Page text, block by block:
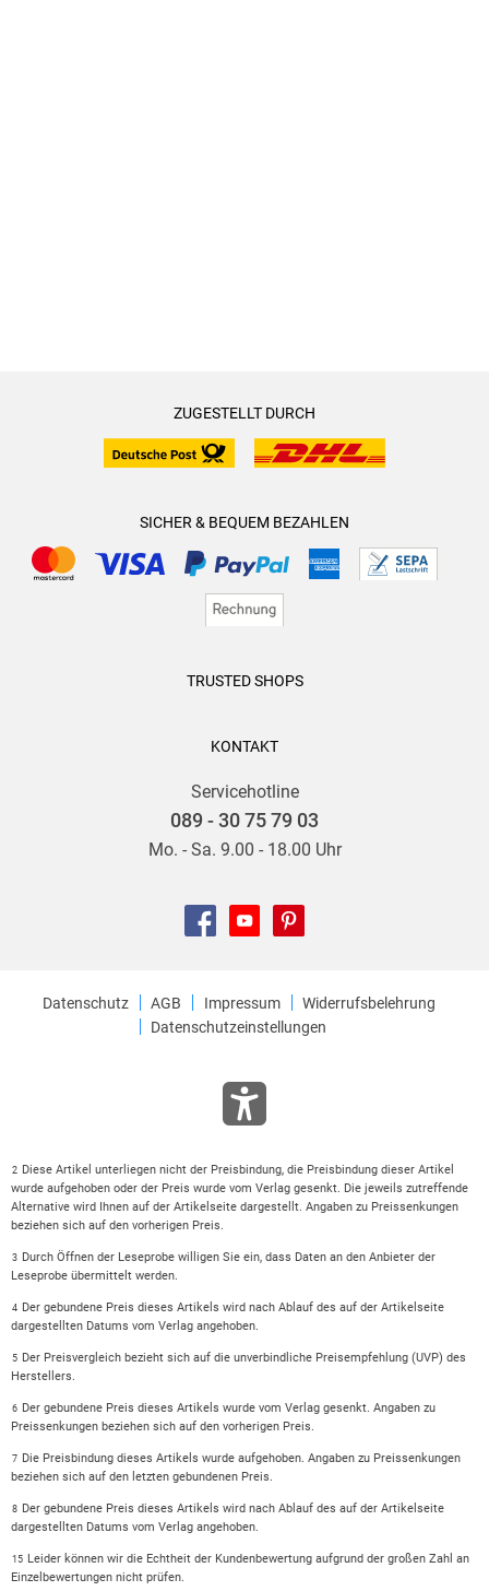
ZUGESTELLT DURCH
SICHER & BEQUEM BEZAHLEN
TRUSTED SHOPS
KONTAKT
Servicehotline
089 - 30 75 79 03
Mo. - Sa. 9.00 - 18.00 Uhr
Datenschutz AGB Impressum
Widerrufsbelehrung
Datenschutzeinstellungen
2 Diese Artikel unterliegen nicht der Preisbindung, die Preisbindung dieser Artikel
wurde aufgehoben oder der Preis wurde vom Verlag gesenkt. Die jeweils zutreffende
Alternative wird Ihnen auf der Artikelseite dargestellt. Angaben zu Preissenkungen
beziehen sich auf den vorherigen Preis.
3 Durch Öffnen der Leseprobe willigen Sie ein, dass Daten an den Anbieter der
Leseprobe übermittelt werden.
4 Der gebundene Preis dieses Artikels wird nach Ablauf des auf der Artikelseite
dargestellten Datums vom Verlag angehoben.
5 Der Preisvergleich bezieht sich auf die unverbindliche Preisempfehlung (UVP) des
Herstellers.
6 Der gebundene Preis dieses Artikels wurde vom Verlag gesenkt. Angaben zu
Preissenkungen beziehen sich auf den vorherigen Preis.
7 Die Preisbindung dieses Artikels wurde aufgehoben. Angaben zu Preissenkungen
beziehen sich auf den letzten gebundenen Preis.
8 Der gebundene Preis dieses Artikels wird nach Ablauf des auf der Artikelseite
dargestellten Datums vom Verlag angehoben.
15 Leider können wir die Echtheit der Kundenbewertung aufgrund der großen Zahl an
Einzelbewertungen nicht prüfen.